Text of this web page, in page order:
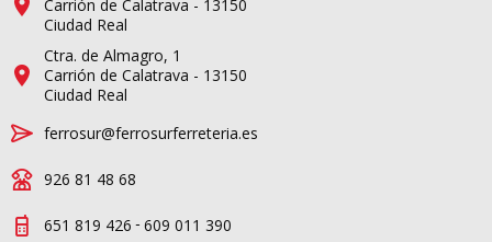
Carrión de Calatrava - 13150
Ciudad Real
Ctra. de Almagro, 1
Carrión de Calatrava - 13150
Ciudad Real
ferrosur@ferrosurferreteria.es
926 81 48 68
651 819 426 - 609 011 390